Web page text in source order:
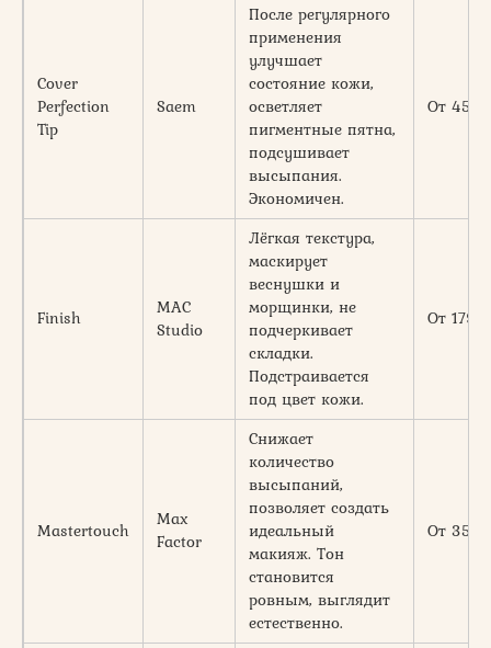
Cover
Perfection
Tip
Saem
После регулярного
применения
улучшает
состояние кожи,
осветляет
пигментные пятна,
подсушивает
высыпания.
Экономичен.
От 450
Finish
MAC
Studio
Лёгкая текстура,
маскирует
веснушки и
морщинки, не
подчеркивает
складки.
Подстраивается
под цвет кожи.
От 1790
Mastertouch
Max
Factor
Снижает
количество
высыпаний,
позволяет создать
идеальный
макияж. Тон
становится
ровным, выглядит
естественно.
От 350